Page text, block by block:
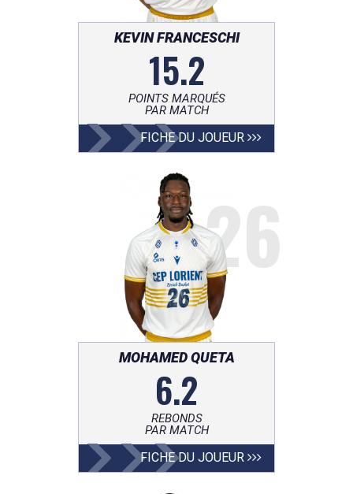
KEVIN FRANCESCHI
15.2
POINTS MARQUÉS
PAR MATCH
FICHE DU JOUEUR
26
MOHAMED QUETA
6.2
REBONDS
PAR MATCH
FICHE DU JOUEUR